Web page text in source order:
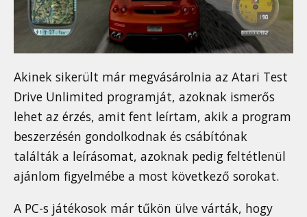
Akinek sikerült már megvásárolnia az Atari Test
Drive Unlimited programját, azoknak ismerős
lehet az érzés, amit fent leírtam, akik a program
beszerzésén gondolkodnak és csábítónak
találták a leírásomat, azoknak pedig feltétlenül
ajánlom figyelmébe a most következő sorokat.
A PC-s játékosok már tűkön ülve várták, hogy